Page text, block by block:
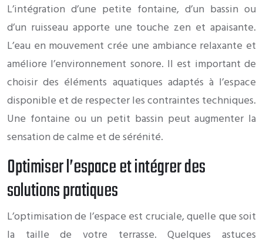
L’intégration d’une petite fontaine, d’un bassin ou
d’un ruisseau apporte une touche zen et apaisante.
L’eau en mouvement crée une ambiance relaxante et
améliore l’environnement sonore. Il est important de
choisir des éléments aquatiques adaptés à l’espace
disponible et de respecter les contraintes techniques.
Une fontaine ou un petit bassin peut augmenter la
sensation de calme et de sérénité.
Optimiser l’espace et intégrer des
solutions pratiques
L’optimisation de l’espace est cruciale, quelle que soit
la taille de votre terrasse. Quelques astuces